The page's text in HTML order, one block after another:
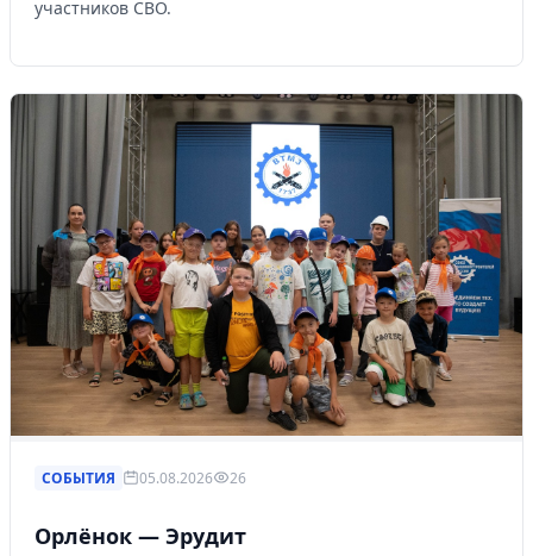
участников СВО.
СОБЫТИЯ 05.08.2026 26
Орлёнок — Эрудит